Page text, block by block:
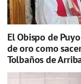
El Obispo de
de oro como
Tolbaños de